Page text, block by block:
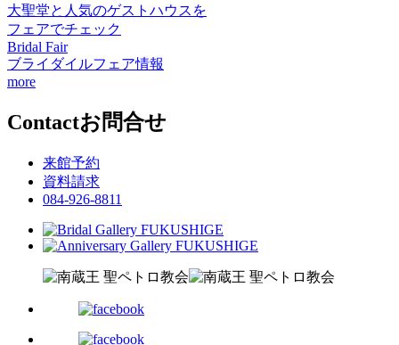
大聖堂と人気のゲストハウスを
フェアでチェック
Bridal Fair
ブライダイルフェア情報
more
Contactお問合せ
来館予約
資料請求
084-926-8811